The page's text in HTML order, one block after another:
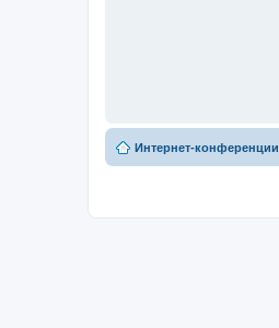
Интернет-конференции